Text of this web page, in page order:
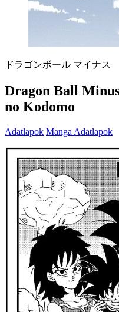
ドラゴンボール マイナス
Dragon Ball
no Kodomo
Adatlapok Manga Adatlapok